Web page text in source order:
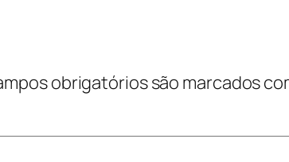
obrigatórios são marcados